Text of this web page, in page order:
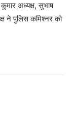
अध्यक्ष, सुभाष
ने पुलिस कमिश्नर को